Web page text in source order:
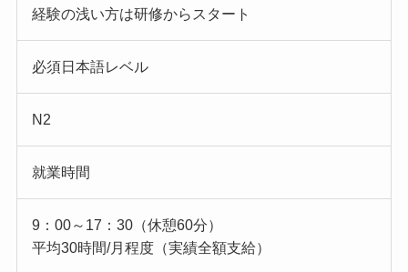
経験の浅い方は研修からスタート
必須日本語レベル
N2
就業時間
9：00～17：30（休憩60分）
平均30時間/月程度（実績全額支給）